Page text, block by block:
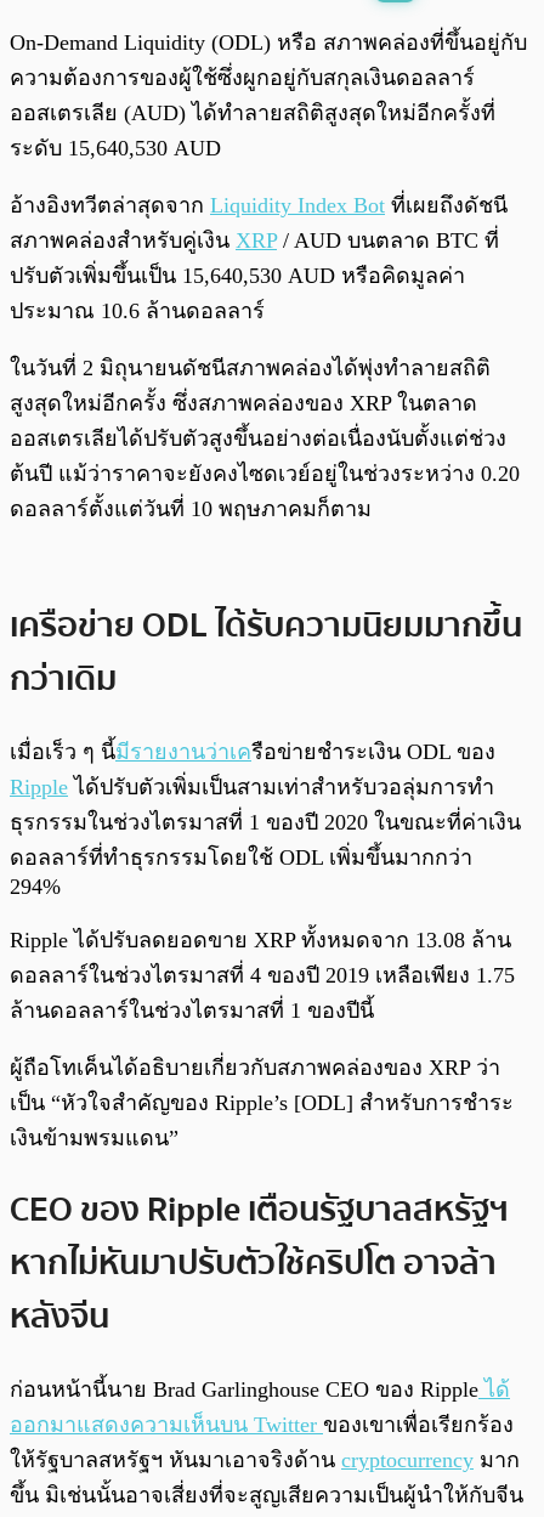
0:00/0:00
On-Demand Liquidity (ODL) หรือ สภาพคล่องที่ขึ้นอยู่กับ
ความต้องการของผู้ใช้ซึ่งผูกอยู่กับสกุลเงินดอลลาร์
ออสเตรเลีย (AUD) ได้ทำลายสถิติสูงสุดใหม่อีกครั้งที่
ระดับ 15,640,530 AUD
อ้างอิงทวีตล่าสุดจาก Liquidity Index Bot ที่เผยถึงดัชนี
สภาพคล่องสำหรับคู่เงิน XRP/ AUD บนตลาด BTC ที่
ปรับตัวเพิ่มขึ้นเป็น 15,640,530 AUD หรือคิดมูลค่า
ประมาณ 10.6 ล้านดอลลาร์
ในวันที่ 2 มิถุนายนดัชนีสภาพคล่องได้พุ่งทำลายสถิติ
สูงสุดใหม่อีกครั้ง ซึ่งสภาพคล่องของ XRP ในตลาด
ออสเตรเลียได้ปรับตัวสูงขึ้นอย่างต่อเนื่องนับตั้งแต่ช่วง
ต้นปี แม้ว่าราคาจะยังคงไซดเวย์อยู่ในช่วงระหว่าง 0.20
ดอลลาร์ตั้งแต่วันที่ 10 พฤษภาคมก็ตาม
เครือข่าย ODL ได้รับความนิยมมากขึ้น
กว่าเดิม
เมื่อเร็ว ๆ นี้มีรายงานว่าเครือข่ายชำระเงิน ODL ของ
Ripple ได้ปรับตัวเพิ่มเป็นสามเท่าสำหรับวอลุ่มการทำ
ธุรกรรมในช่วงไตรมาสที่ 1 ของปี 2020 ในขณะที่ค่าเงิน
ดอลลาร์ที่ทำธุรกรรมโดยใช้ ODL เพิ่มขึ้นมากกว่า
294%
Ripple ได้ปรับลดยอดขาย XRP ทั้งหมดจาก 13.08 ล้าน
ดอลลาร์ในช่วงไตรมาสที่ 4 ของปี 2019 เหลือเพียง 1.75
ล้านดอลลาร์ในช่วงไตรมาสที่ 1 ของปีนี้
ผู้ถือโทเค็นได้อธิบายเกี่ยวกับสภาพคล่องของ XRP ว่า
เป็น “หัวใจสำคัญของ Ripple’s [ODL] สำหรับการชำระ
เงินข้ามพรมแดน”
CEO ของ Ripple เตือนรัฐบาลสหรัฐฯ
หากไม่หันมาปรับตัวใช้คริปโต อาจล้า
หลังจีน
ก่อนหน้านี้นาย Brad Garlinghouse CEO ของ Ripple ได้
ออกมาแสดงความเห็นบน Twitter ของเขาเพื่อเรียกร้อง
ให้รัฐบาลสหรัฐฯ หันมาเอาจริงด้าน cryptocurrency มาก
ขึ้น มิเช่นนั้นอาจเสี่ยงที่จะสูญเสียความเป็นผู้นำให้กับจีน